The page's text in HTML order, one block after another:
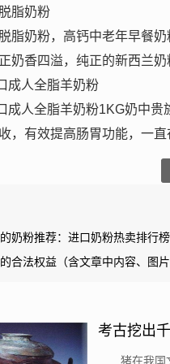
脂奶粉
脂奶粉，高钙中老年早餐
奶香四溢，纯正的新西兰
成人全脂羊奶粉
成人全脂羊奶粉1KG奶中
，有效提高肠胃功能，一
奶粉推荐：进口奶粉热卖排行
合法权益（含文章中内容、图
考古挖出
猪在我国